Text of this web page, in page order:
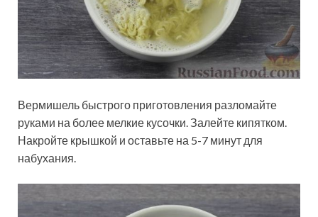
Вермишель быстрого приготовления разломайте
руками на более мелкие кусочки. Залейте кипятком.
Накройте крышкой и оставьте на 5-7 минут для
набухания.